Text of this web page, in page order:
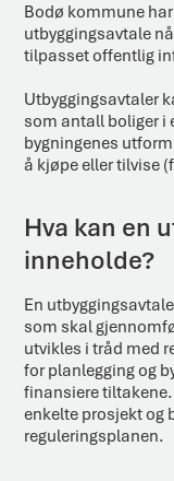
Bodø kommune
utbyggingsavtale
tilpasset offentlig
Utbyggingsavtaler
som antall boliger i
bygningenes
å kjøpe eller tilvise
Hva kan en
inneholde?
En
som skal
utvikles i tråd med
for planlegging og
finansiere
enkelte prosjekt og
reguleringsplanen.